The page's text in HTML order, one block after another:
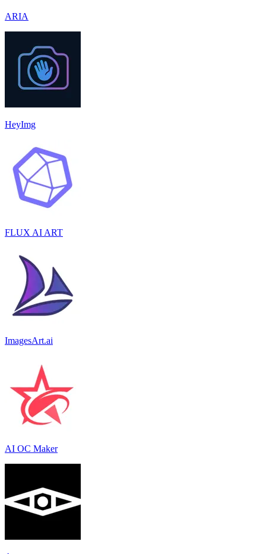
ARIA
HeyImg
FLUX AI ART
ImagesArt.ai
AI OC Maker